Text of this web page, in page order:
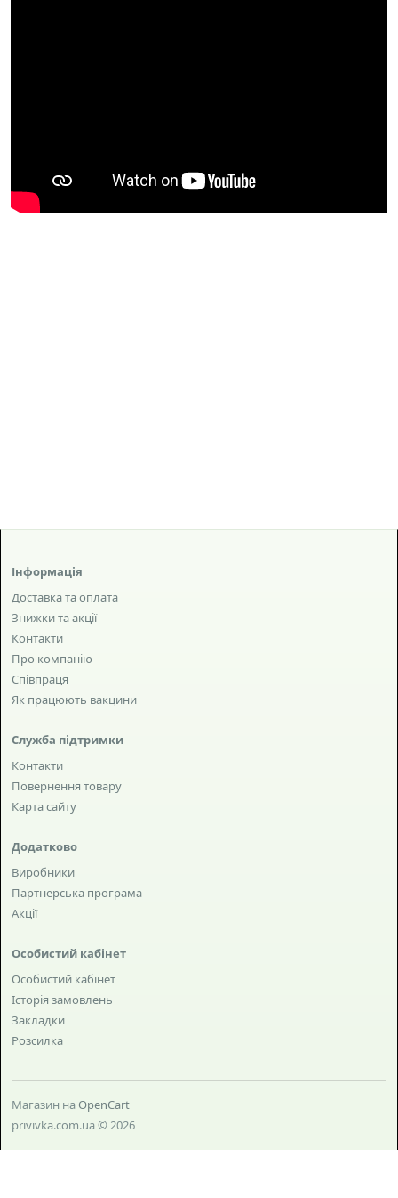
Інформація
Доставка та оплата
Знижки та акції
Контакти
Про компанію
Співпраця
Як працюють вакцини
Служба підтримки
Контакти
Повернення товару
Карта сайту
Додатково
Виробники
Партнерська програма
Акції
Особистий кабінет
Особистий кабінет
Історія замовлень
Закладки
Розсилка
Магазин на OpenCart
privivka.com.ua © 2026